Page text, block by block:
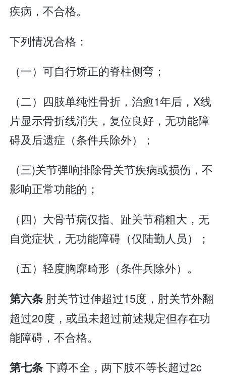
疾病，不合格。
下列情况合格：
（一）可自行矫正的脊柱侧弯；
（二）四肢单纯性骨折，治愈1年后，X线
片显示骨折线消失，复位良好，无功能障
碍及后遗症（条件兵除外）；
（三)关节弹响排除骨关节疾病或损伤，不
影响正常功能的；
（四）大骨节病仅指、趾关节稍粗大，无
自觉症状，无功能障碍（仅陆勤人员）；
（五）轻度胸廓畸形（条件兵除外）。
第六条 肘关节过伸超过15度，肘关节外翻
超过20度，或虽未超过前述规定但存在功
能障碍，不合格。
第七条下蹲不全，两下肢不等长超过2c